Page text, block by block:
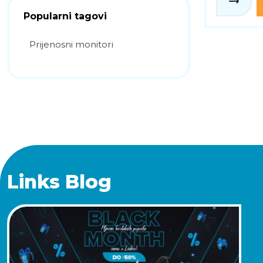
Popularni tagovi
Prijenosni monitori
Links Blog